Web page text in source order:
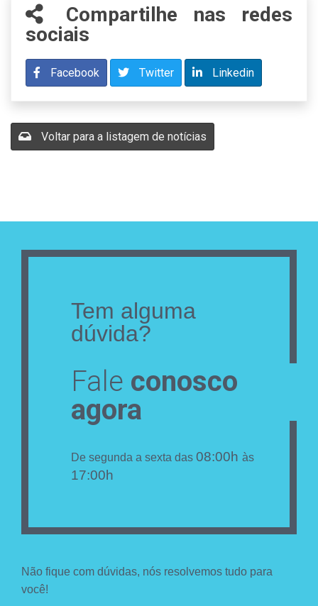
Compartilhe nas redes
sociais
Facebook Twitter Linkedin
Voltar para a listagem de notícias
Tem alguma
dúvida?
Fale conosco
agora
De segunda a sexta das 08:00h às
17:00h
Não fique com dúvidas, nós resolvemos tudo para
você!